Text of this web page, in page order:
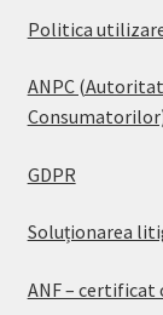
Politica
ANPC
GDPR
Soluționarea
ANF – certificat